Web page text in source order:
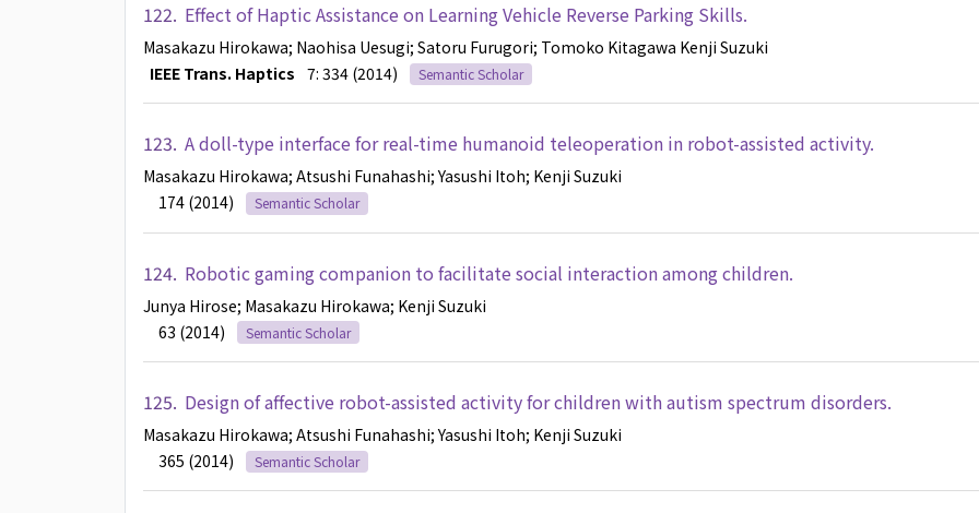
122. Effect of Haptic Assistance on Learning Vehicle Reverse Parking Skills.
Masakazu Hirokawa; Naohisa Uesugi; Satoru Furugori; Tomoko Kitagawa Kenji Suzuki
IEEE Trans. Haptics 7: 334 (2014) Semantic Scholar
123. A doll-type interface for real-time humanoid teleoperation in robot-assisted activity.
Masakazu Hirokawa; Atsushi Funahashi; Yasushi Itoh; Kenji Suzuki
174 (2014)
Semantic Scholar
124. Robotic gaming companion to facilitate social interaction among children.
Junya Hirose; Masakazu Hirokawa; Kenji Suzuki
63 (2014)
Semantic Scholar
125. Design of affective robot-assisted activity for children with autism spectrum disorders.
Masakazu Hirokawa; Atsushi Funahashi; Yasushi Itoh; Kenji Suzuki
365 (2014)
Semantic Scholar